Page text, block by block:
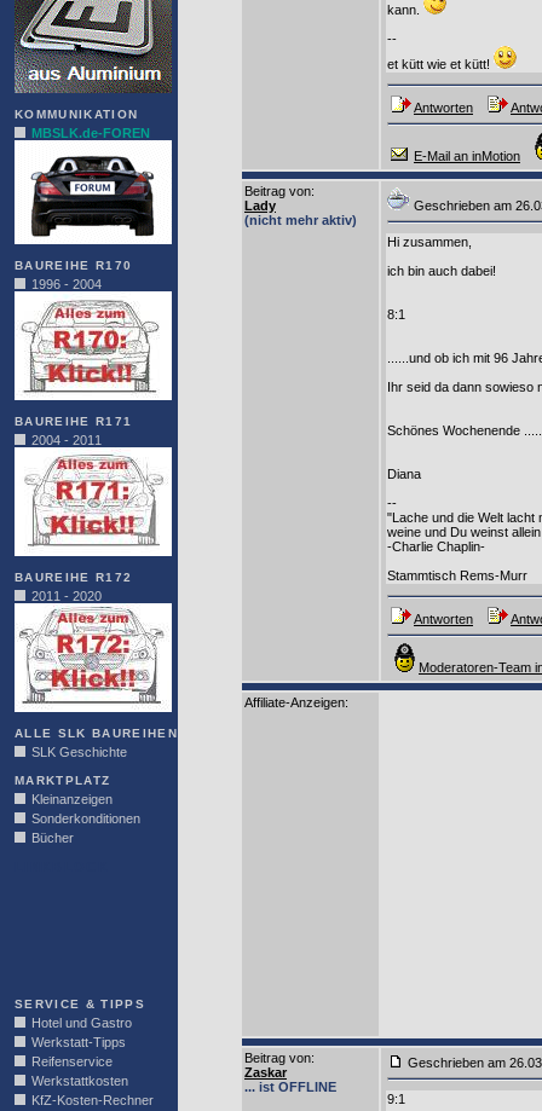
KOMMUNIKATION
MBSLK.de-FOREN
BAUREIHE R170
1996 - 2004
BAUREIHE R171
2004 - 2011
BAUREIHE R172
2011 - 2020
ALLE SLK BAUREIHEN
SLK Geschichte
MARKTPLATZ
Kleinanzeigen
Sonderkonditionen
Bücher
SERVICE & TIPPS
Hotel und Gastro
Werkstatt-Tipps
Reifenservice
Werkstattkosten
KfZ-Kosten-Rechner
kann.
--
et kütt wie et kütt!
Antworten
E-Mail an inMotion
Beitrag von:
Lady
(nicht mehr aktiv)
Geschrieben am
Hi zusammen,
ich bin auch dabei!
8:1
......und ob ich mit 96
Ihr seid da dann sowieso
Schönes Wochenende
Diana
--
"Lache und die Welt lacht
weine und Du weinst
-Charlie Chaplin-
Stammtisch Rems-Murr
Antworten
Moderatoren-Team
Affiliate-Anzeigen:
Beitrag von:
Zaskar
... ist OFFLINE
Geschrieben am
9:1